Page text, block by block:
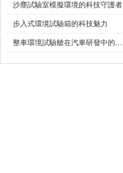
沙塵試驗室模擬環境的科技守護者
步入式環境試驗箱的科技魅力
整車環境試驗艙在汽車研發中的作用